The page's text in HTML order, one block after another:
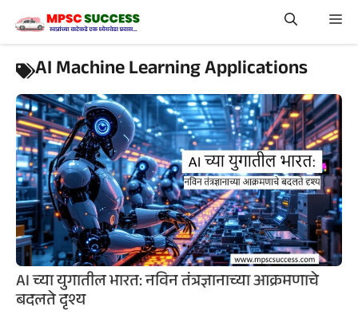
content
AI Machine Learning Applications
AI च्या युगातील भारत: नविन तंत्रज्ञानाच्या आक्रमणाचे
बदलते दृश्य